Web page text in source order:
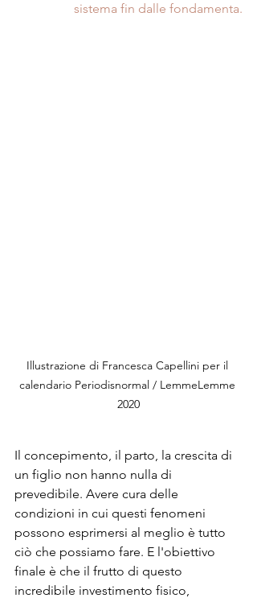
sistema fin dalle fondamenta.
Illustrazione di Francesca Capellini per il
calendario Periodisnormal / LemmeLemme
2020
Il concepimento, il parto, la crescita di
un figlio non hanno nulla di
prevedibile. Avere cura delle
condizioni in cui questi fenomeni
possono esprimersi al meglio è tutto
ciò che possiamo fare. E l'obiettivo
finale è che il frutto di questo
incredibile investimento fisico,